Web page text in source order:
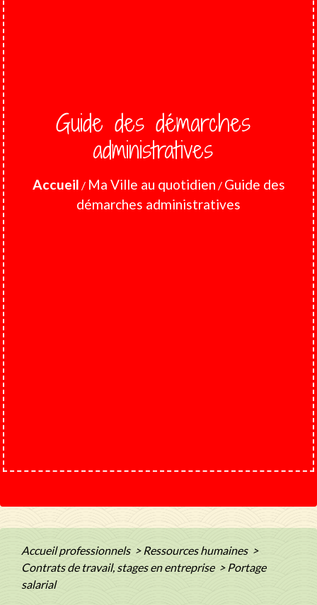
Guide des démarches
administratives
Accueil / Ma Ville au quotidien / Guide des
démarches administratives
Accueil professionnels > Ressources humaines >
Contrats de travail, stages en entreprise > Portage
salarial